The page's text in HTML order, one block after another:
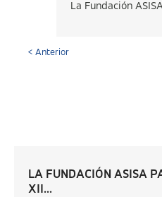
La Fundación
< Anterior
LA FUNDACIÓN ASISA
XII...